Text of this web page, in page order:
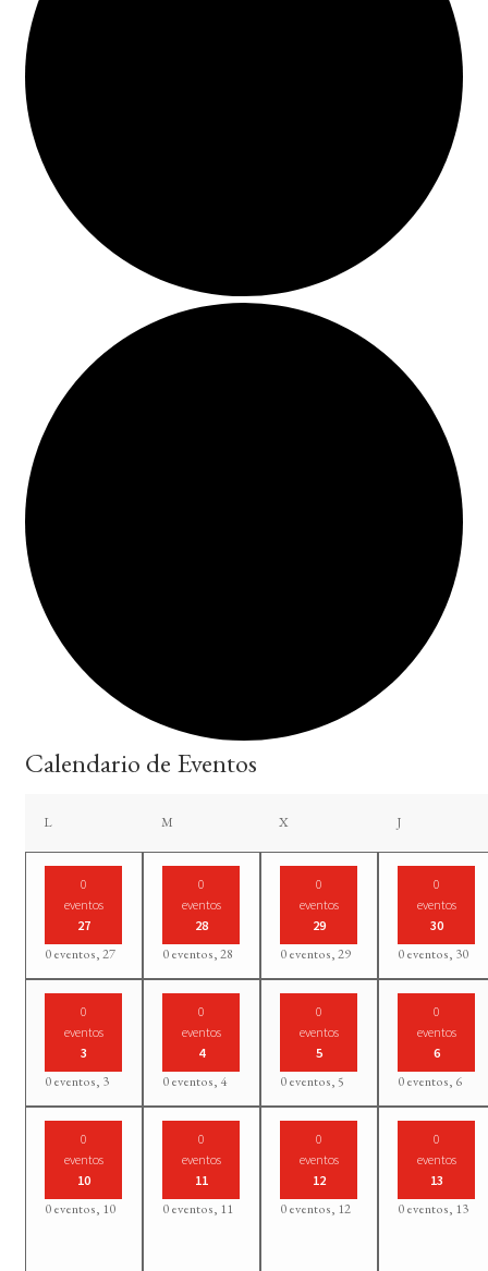
Calendario de Eventos
Llunes Mmartes Xmiércoles Jjueves
0
eventos
27
0 eventos,27
0
eventos
28
0 eventos,28
0
eventos
29
0 eventos,29
0
eventos
30
0 eventos, 30
0
eventos
3
0 eventos, 3
0
eventos
4
0 eventos, 4
0
eventos
5
0 eventos,5
0
eventos
6
0 eventos, 6
0
eventos
10
0 eventos, 10
0
eventos
11
0 eventos, 11
0
eventos
12
0 eventos, 12
0
eventos
13
0 eventos, 13